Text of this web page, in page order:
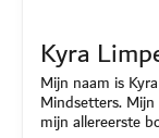
Kyra
Mijn naam is
Mindsetters.
mijn allereerste